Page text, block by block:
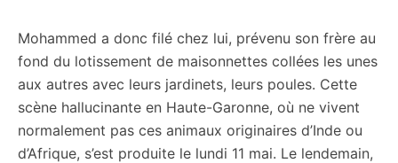
Mohammed a donc filé chez lui, prévenu son frère au
fond du lotissement de maisonnettes collées les unes
aux autres avec leurs jardinets, leurs poules. Cette
scène hallucinante en Haute-Garonne, où ne vivent
normalement pas ces animaux originaires d’Inde ou
d’Afrique, s’est produite le lundi 11 mai. Le lendemain,